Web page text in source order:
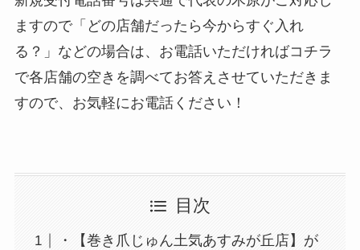
ますので「どの店舗だったら今からすぐ入れ
る？」などの場合は、お電話いただければコチラ
で各店舗の空きを調べてお答えさせていただきま
すので、お気軽にお電話ください！
目次
・【巻き爪じゅん土気あすみが丘店】が